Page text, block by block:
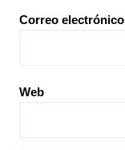
Correo electrónico
Web